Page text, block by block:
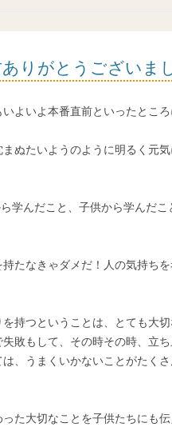
りがとうございま
よいよ本番直前といったとこ
ぬたいようのように明るく元
学んだこと、子供から学んだ
たなきゃダメだ！人の気持ち
持つということは、とても大
敗もして、その時その時、立
、うまくいかないことがたく
た大切なことを子供たちにも